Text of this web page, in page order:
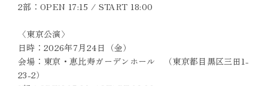
2部：OPEN 17:15 / START 18:00
〈東京公演〉
日時：2026年7月24日（金）
会場：東京・恵比寿ガーデンホール （東京都目黒区三田1-
23-2）